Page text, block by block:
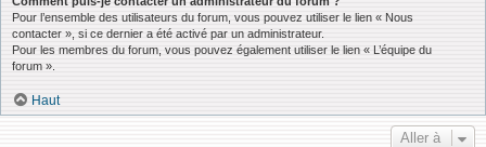
Pour l’ensemble des utilisateurs du forum, vous pouvez utiliser le lien « Nous
contacter », si ce dernier a été activé par un administrateur.
Pour les membres du forum, vous pouvez également utiliser le lien « L’équipe du
forum ».
Haut
Aller à